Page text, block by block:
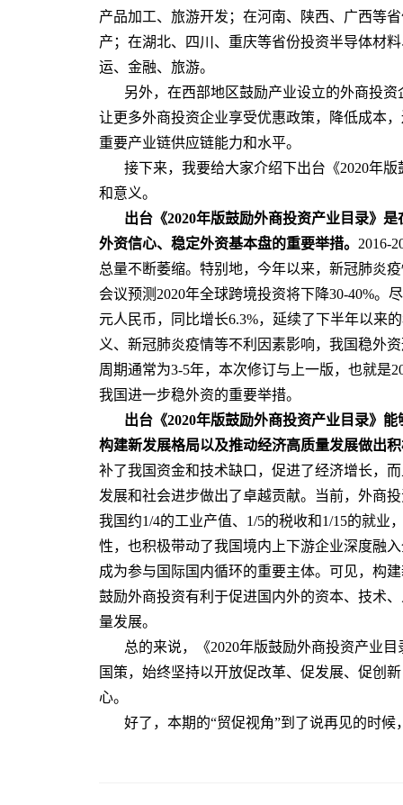
产品加工、旅游开发；在河南、陕西、广西等
产；在湖北、四川、重庆等省份投资半导体材
运、金融、旅游。
另外，在西部地区鼓励产业设立的外商投
让更多外商投资企业享受优惠政策，降低成本
重要产业链供应链能力和水平。
接下来，我要给大家介绍下出台《2020年
和意义。
出台《2020年版鼓励外商投资产业目录》
外资信心、稳定外资基本盘的重要举措。 2016-
总量不断萎缩。特别地，今年以来，新冠肺炎
会议预测2020年全球跨境投资将下降30-40%。
元人民币，同比增长6.3%，延续了下半年以来
义、新冠肺炎疫情等不利因素影响，我国稳外
周期通常为3-5年，本次修订与上一版，也就是
我国进一步稳外资的重要举措。
出台《2020年版鼓励外商投资产业目录》
构建新发展格局以及推动经济高质量发展做出
补了我国资金和技术缺口，促进了经济增长，
发展和社会进步做出了卓越贡献。当前，外商
我国约1/4的工业产值、1/5的税收和1/15的就
性，也积极带动了我国境内上下游企业深度融
成为参与国际国内循环的重要主体。可见，构
鼓励外商投资有利于促进国内外的资本、技术
量发展。
总的来说，《2020年版鼓励外商投资产业
国策，始终坚持以开放促改革、促发展、促创
心。
好了，本期的“贸促视角”到了说再见的时